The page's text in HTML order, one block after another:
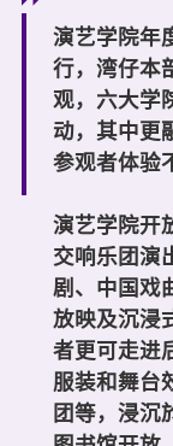
演艺学院年
行，湾仔本
观，六大学
动，其中更
参观者体验
演艺学院开
交响乐团演
剧、中国戏
放映及沉浸
者更可走进
服装和舞台
团等，浸沉